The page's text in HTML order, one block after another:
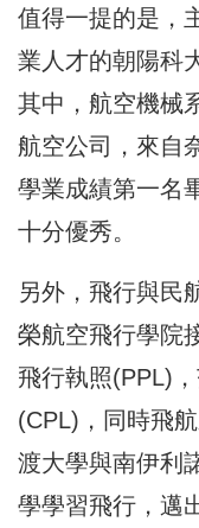
值得一提的是，
業人才的朝陽科
其中，航空機械
航空公司，來自
學業成績第一名
十分優秀。
另外，飛行與民
榮航空飛行學院
飛行執照(PPL)
(CPL)，同時飛
渡大學與南伊利
學學習飛行，邁